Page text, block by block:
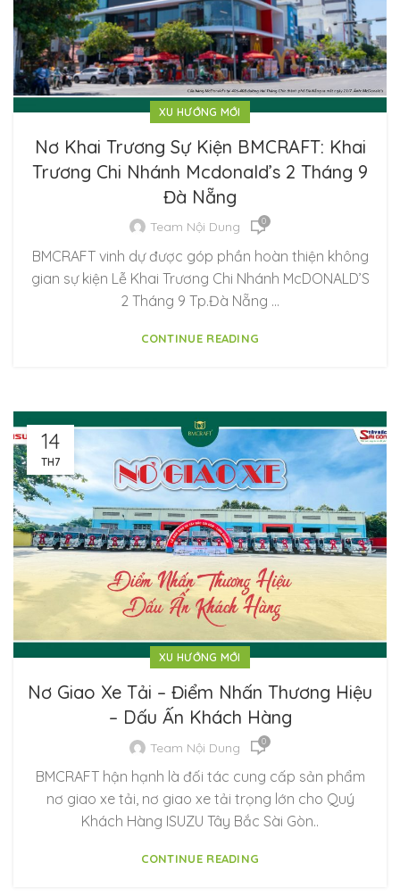
XU HƯỚNG MỚI
Nơ Khai Trương Sự Kiện BMCRAFT: Khai
Trương Chi Nhánh Mcdonald’s 2 Tháng 9
Đà Nẵng️
Team Nội Dung 0
BMCRAFT vinh dự được góp phần hoàn thiện không
gian sự kiện Lễ Khai Trương Chi Nhánh McDONALD’S
2 Tháng 9 Tp.Đà Nẵng …
CONTINUE READING
14
TH7
XU HƯỚNG MỚI
Nơ Giao Xe Tải – Điểm Nhấn Thương Hiệu
– Dấu Ấn Khách Hàng
Team Nội Dung 0
BMCRAFT hận hạnh là đối tác cung cấp sản phẩm
nơ giao xe tải, nơ giao xe tải trọng lớn cho Quý
Khách Hàng ISUZU Tây Bắc Sài Gòn..
CONTINUE READING